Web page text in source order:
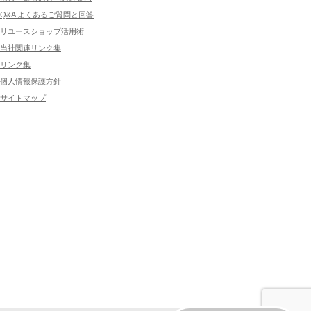
Q&A よくあるご質問と回答
リユースショップ活用術
当社関連リンク集
リンク集
個人情報保護方針
サイトマップ